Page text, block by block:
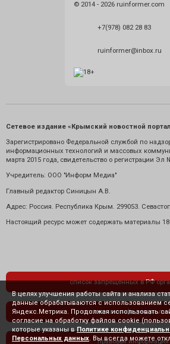
© 2014 - 2026 ruinformer.com
+7(978) 082 28 83
ruinformer@inbox.ru
Сетевое издание «Крымский новостной портал
Зарегистрировано Федеральной службой по
информационных технологий и массовых
марта 2015 года, свидетельство о регистрации Эл
Учредитель: ООО "Информ Медиа"
Главный редактор Синицын А.В.
Адрес: Россия. Республика Крым. 299053.
Настоящий ресурс может содержать материалы
список запрещенных в РФ
политика
правовая информация
В целях улучшения работы сайта и анализа
данные обрабатываются с использованием
Яндекс.Метрика. Продолжая использовать
согласие на обработку файлов cookie
которые указаны в Политике
Персональных данных . Вы всегда можете